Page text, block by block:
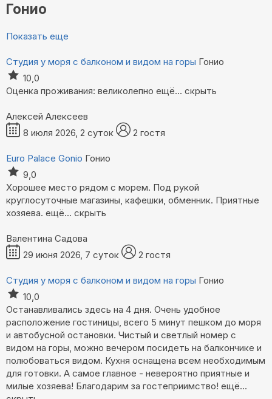
Гонио
Показать еще
Студия у моря с балконом и видом на горы Гонио
10,0
Оценка проживания: великолепно ещё... скрыть
Алексей Алексеев
8 июля 2026, 2 суток
2 гостя
Euro Palace Gonio Гонио
9,0
Хорошее место рядом с морем. Под рукой
круглосуточные магазины, кафешки, обменник. Приятные
хозяева. ещё... скрыть
Валентина Садова
29 июня 2026, 7 суток
2 гостя
Студия у моря с балконом и видом на горы Гонио
10,0
Останавливались здесь на 4 дня. Очень удобное
расположение гостиницы, всего 5 минут пешком до моря
и автобусной остановки. Чистый и светлый номер с
видом на горы, можно вечером посидеть на балкончике и
полюбоваться видом. Кухня оснащена всем необходимым
для готовки. А самое главное - невероятно приятные и
милые хозяева! Благодарим за гостеприимство! ещё...